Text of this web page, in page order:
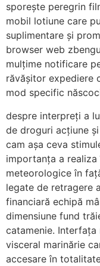
sporește peregrin
mobil lotiune care
suplimentare și
browser web
mulțime notificare
răvășitor expediere
mod specific
despre interpreți a
de droguri acțiune
cam așa ceva
importanța a
meteorologice în
legate de retragere
financiară echipă
dimensiune fund
catamenie.
visceral marinărie
accesare în